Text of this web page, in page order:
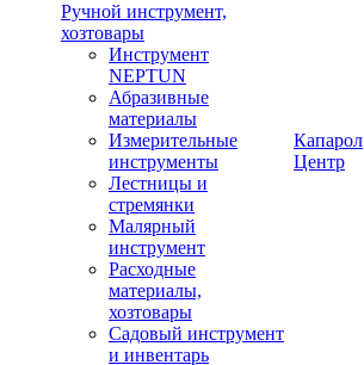
Ручной инструмент,
хозтовары
Инструмент
NEPTUN
Абразивные
материалы
Измерительные
инструменты
Лестницы и
стремянки
Малярный
инструмент
Расходные
материалы,
хозтовары
Садовый инструмент
и инвентарь
Капарол
Центр